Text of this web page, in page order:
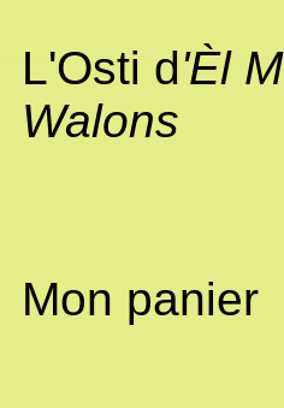
L'Osti d'Èl
Walons
Mon panier